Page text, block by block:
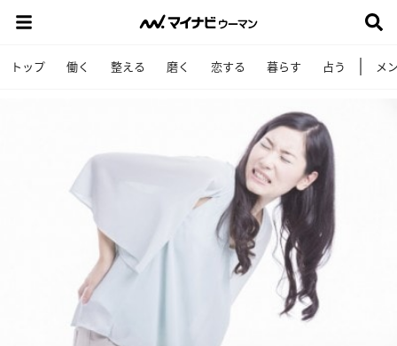
トップ 働く 整える 磨く 恋する 暮らす 占う メ